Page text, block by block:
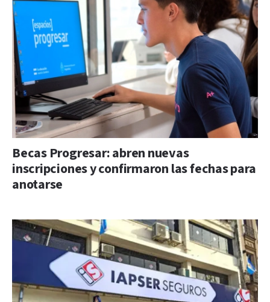
Becas Progresar: abren nuevas
inscripciones y confirmaron las fechas para
anotarse